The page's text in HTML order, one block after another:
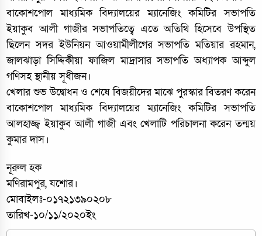
বাকোশপোল মাধ্যমিক বিদ্যালয়ের ম্যানেজিং কমিটির সভাপতি
ইয়াকুব আলী গাজীর সভাপতিত্বে এতে অতিথি হিসেবে উপস্থিত
ছিলেন সদর ইউনিয়ন আওয়ামীলীগের সভাপতি মতিয়ার রহমান,
জালঝাড়া সিদ্দিকীয়া ফাজিল মাদ্রাসার সভাপতি অধ্যাপক আব্দুল
গণিসহ স্থানীয় সূধীজন।
খেলার শুভ উদ্বোধন ও শেষে বিজয়ীদের মাঝে পুরস্কার বিতরণ করেন
বাকোশপোল মাধ্যমিক বিদ্যালয়ের ম্যানেজিং কমিটির সভাপতি
আলহাজ্জ্ব ইয়াকুব আলী গাজী এবং খেলাটি পরিচালনা করেন তন্ময়
কুমার দাস।
নূরুল হক
মণিরামপুর, যশোর।
মোবাইলঃ-০১৭২১৩৯০২০৮
তারিখ-১০/১১/২০২০ইং